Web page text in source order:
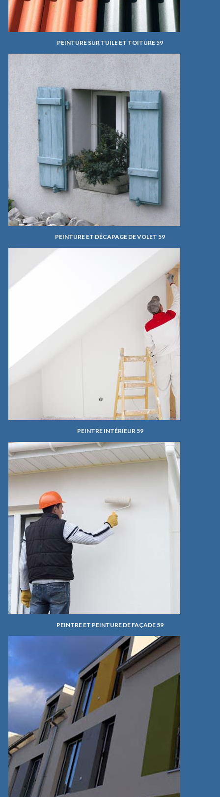
PEINTURE SUR TUILE ET TOITURE 59
PEINTURE ET DÉCAPAGE DE VOLET 59
PEINTRE INTÉRIEUR 59
PEINTRE ET PEINTURE DE FAÇADE 59